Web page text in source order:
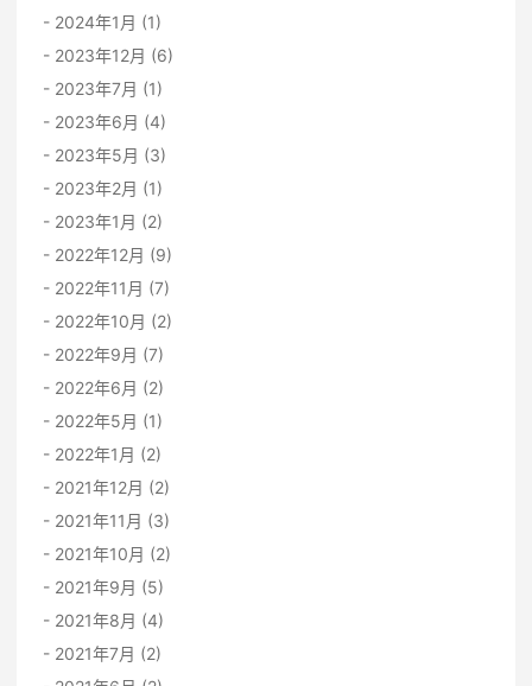
2024年1月 (1)
2023年12月 (6)
2023年7月 (1)
2023年6月 (4)
2023年5月 (3)
2023年2月 (1)
2023年1月 (2)
2022年12月 (9)
2022年11月 (7)
2022年10月 (2)
2022年9月 (7)
2022年6月 (2)
2022年5月 (1)
2022年1月 (2)
2021年12月 (2)
2021年11月 (3)
2021年10月 (2)
2021年9月 (5)
2021年8月 (4)
2021年7月 (2)